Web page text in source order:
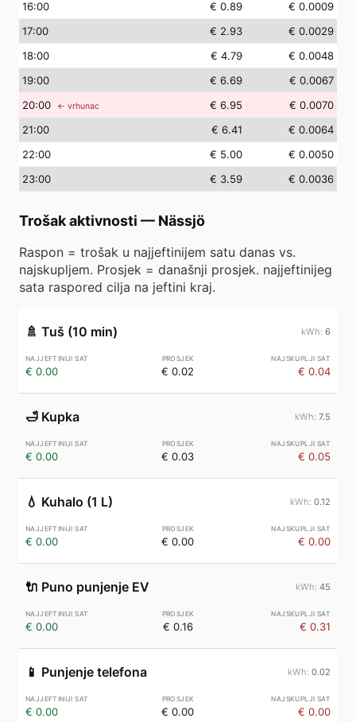
16:00 € 0.89
€ 0.0009
17:00 € 2.93
€ 0.0029
18:00 € 4.79
€ 0.0048
19:00 € 6.69
€ 0.0067
20:00 ← vrhunac € 6.95
€ 0.0070
21:00 € 6.41
€ 0.0064
22:00 € 5.00
€ 0.0050
23:00 € 3.59 € 0.0036
Trošak aktivnosti — Nässjö
Raspon = trošak u najjeftinijem satu danas vs.
najskupljem. Prosjek = današnji prosjek. najjeftinijeg
sata raspored cilja na jeftini kraj.
🚿 Tuš (10 min) 6
€ 0.00 € 0.02 € 0.04
🛁 Kupka 7.5
€ 0.00 € 0.03 € 0.05
💧 Kuhalo (1 L) 0.12
€ 0.00 € 0.00 € 0.00
🔌 Puno punjenje EV 45
€ 0.00 € 0.16 € 0.31
📱 Punjenje telefona 0.02
€ 0.00 € 0.00 € 0.00